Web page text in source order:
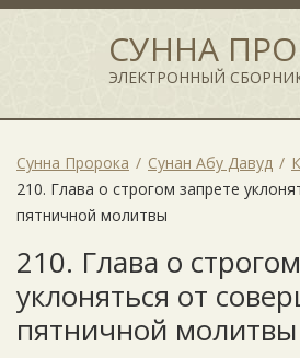
СУННА
ЭЛЕКТРОННЫЙ
Сунна Пророка Сунан Абу Давуд
210. Глава о строгом запрете
пятничной молитвы
210. Глава о
уклоняться от
пятничной молитвы